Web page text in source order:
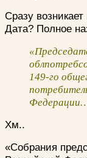
Сразу
Дата? Полное
149-го
Хм..
«Собрания